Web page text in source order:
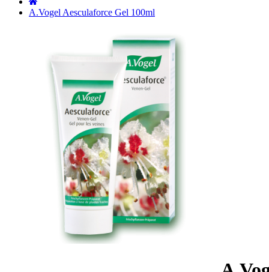
A.Vogel Aesculaforce Gel 100ml